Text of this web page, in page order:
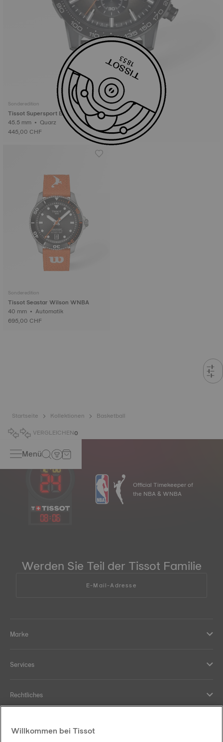
Sonderedition
Tissot Supersport Basketball
45.5 mm • Quarz
445,00 CHF
Sonderedition
Tissot Seastar Wilson WNBA
40 mm • Automatik
695,00 CHF
Startseite Kollektionen
Basketball
VERGLEICHEN0
Menü
08:06
Official Timekeeper of
the NBA & WNBA
Werden Sie Teil der Tissot Familie
E-Mail-Adresse
Marke
Services
Rechtliches
Willkommen bei Tissot